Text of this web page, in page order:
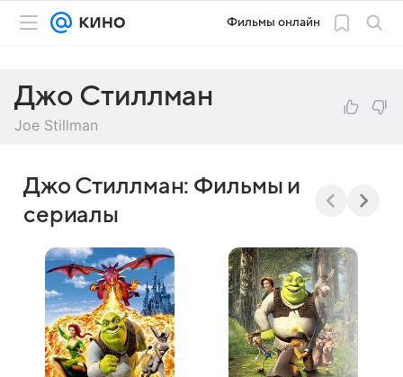
Фильмы онлайн
Джо Стиллман
Joe Stillman
Джо Стиллман: Фильмы и
сериалы